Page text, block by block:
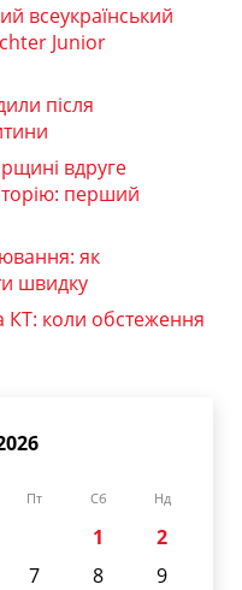
всеукраїнський
Junior
після
вдруге
перший
як
швидку
КТ: коли обстеження
Пт Сб Нд
1
2
7 8
9